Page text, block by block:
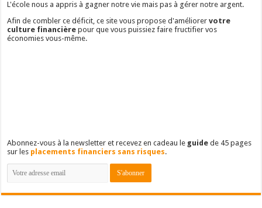
L'école nous a appris à gagner notre vie mais pas à gérer notre argent.
Afin de combler ce déficit, ce site vous propose d'améliorervotre
culture financière pour que vous puissiez faire fructifier vos
économies vous-même.
Abonnez-vous à la newsletter et recevez en cadeau le guide de 45 pages
sur les placements financiers sans risques.